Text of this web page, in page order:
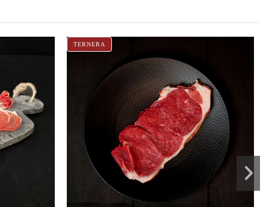
TERNERA